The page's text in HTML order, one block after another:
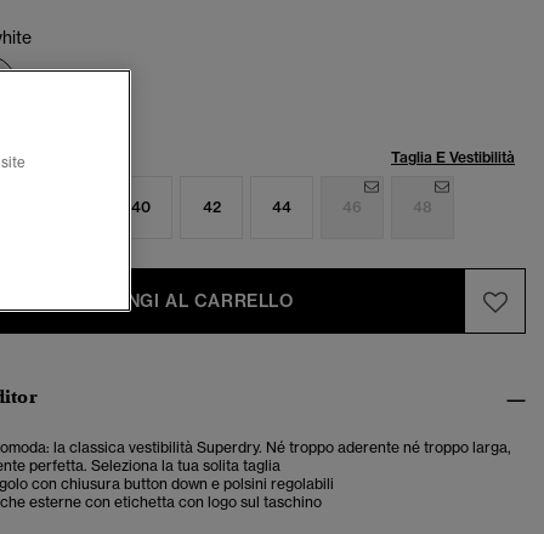
selezionato
Taglia E Vestibilità
40 42 44 46 48
AGGIUNGI AL CARRELLO
la classica vestibilità Superdry. Né troppo aderente né troppo larga,
perfetta. Seleziona la tua solita taglia
con chiusura button down e polsini regolabili
esterne con etichetta con logo sul taschino